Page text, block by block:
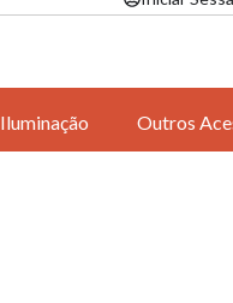
Iluminação
Outros